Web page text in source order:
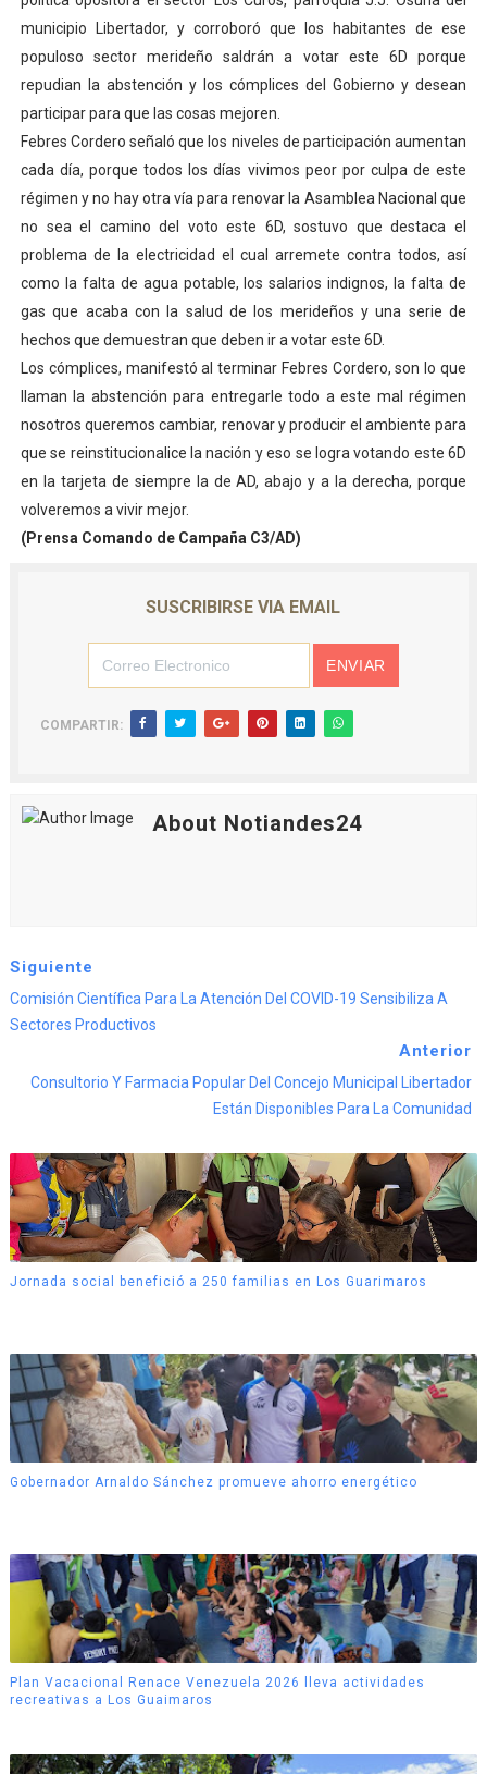
Plan Vacacional Comunitario “Ríe 2026” recorre las
Alcaldía del Municipio Libertador realizó una jornada
Fundacite Mérida dicta taller gratuito de electrónica
INN-Mérida celebró el Lacto grado para promover el
Impulsan plan estratégico de seguridad ciudadana
Jornada social benefició a 250 familias en Los
municipio Libertador, y corroboró que los habitantes de ese
populoso sector merideño saldrán a votar este 6D porque
repudian la abstención y los cómplices del Gobierno y desean
participar para que las cosas mejoren.
Febres Cordero señaló que los niveles de participación aumentan
cada día, porque todos los días vivimos peor por culpa de este
régimen y no hay otra vía para renovar la Asamblea Nacional que
no sea el camino del voto este 6D, sostuvo que destaca el
problema de la electricidad el cual arremete contra todos, así
como la falta de agua potable, los salarios indignos, la falta de
gas que acaba con la salud de los merideños y una serie de
hechos que demuestran que deben ir a votar este 6D.
Los cómplices, manifestó al terminar Febres Cordero, son lo que
llaman la abstención para entregarle todo a este mal régimen
nosotros queremos cambiar, renovar y producir el ambiente para
que se reinstitucionalice la nación y eso se logra votando este 6D
en la tarjeta de siempre la de AD, abajo y a la derecha, porque
volveremos a vivir mejor.
(Prensa Comando de Campaña C3/AD)
SUSCRIBIRSE VIA EMAIL
COMPARTIR:
About Notiandes24
Siguiente
Comisión Científica Para La Atención Del COVID-19 Sensibiliza A
Sectores Productivos
Anterior
Consultorio Y Farmacia Popular Del Concejo Municipal Libertador
Están Disponibles Para La Comunidad
Jornada social benefició a 250 familias en Los Guarimaros
Gobernador Arnaldo Sánchez promueve ahorro energético
Plan Vacacional Renace Venezuela 2026 lleva actividades
recreativas a Los Guaimaros